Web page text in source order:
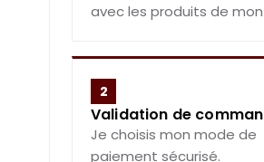
avec les produits de mon
2
Validation de
Je choisis mon mode de
paiement sécurisé.